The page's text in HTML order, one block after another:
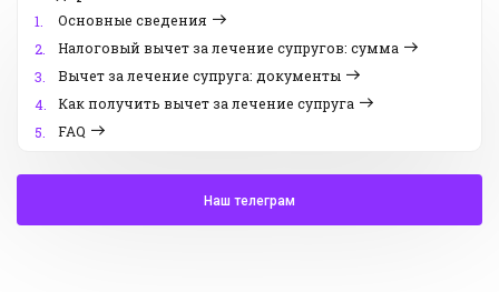
1.
Основные сведения
2.
Налоговый вычет за лечение супругов: сумма
3.
Вычет за лечение супруга: документы
4.
Как получить вычет за лечение супруга
5.
FAQ
Наш телеграм